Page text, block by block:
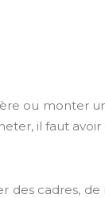
ou monter
il faut
cadres,